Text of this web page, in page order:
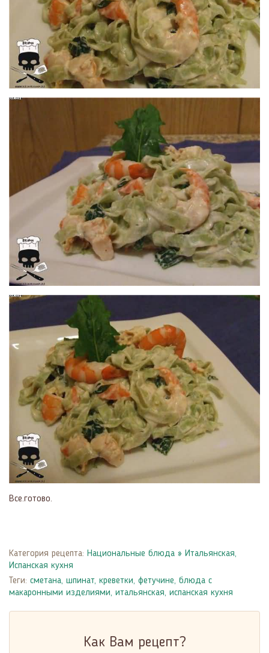
Все.готово.
Категория рецепта: Национальные блюда » Итальянская,
Испанская кухня
Теги: сметана, шпинат, креветки, фетучине, блюда с
макаронными изделиями, итальянская, испанская кухня
Как Вам рецепт?